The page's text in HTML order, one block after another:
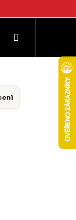
Nákupní